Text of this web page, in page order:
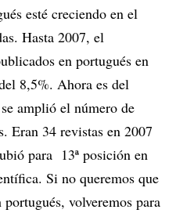
esté creciendo en el
Hasta 2007, el
en portugués en
8,5%. Ahora es del
amplió el número de
Eran 34 revistas en 2007
para 13ª posición en
Si no queremos que
volveremos para